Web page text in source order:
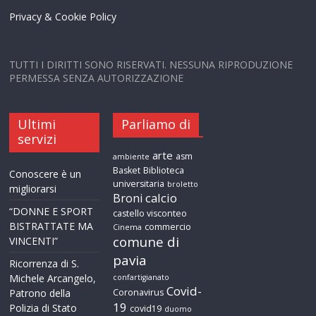
Privacy & Cookie Policy
TUTTI I DIRITTI SONO RISERVATI. NESSUNA RIPRODUZIONE
PERMESSA SENZA AUTORIZZAZIONE
Ultimi
servizi
Conoscere è un
migliorarsi
“DONNE E SPORT
BISTRATTATE MA
VINCENTI”
Ricorrenza di S.
Michele Arcangelo,
Patrono della
Polizia di Stato
Parliamo di
ambiente arte asm
Basket Biblioteca
universitaria broletto
Broni calcio
castello visconteo
Cinema commercio
comune di
pavia
confartigianato
Coronavirus Covid-
19 covid19 duomo